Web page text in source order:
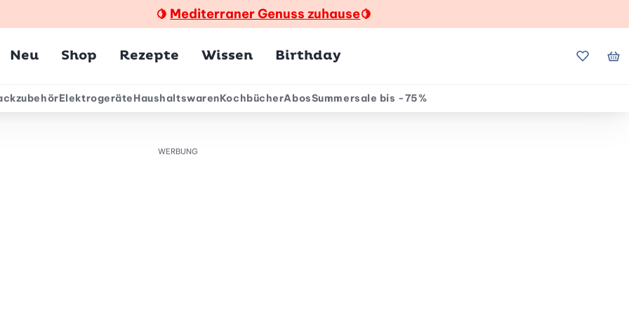
🍋 Mediterraner Genuss zuhause🍋
Neu Shop Rezepte Wissen Birthday Meine
ElektrogeräteHaushaltswarenKochbücherAbosSummersale bis -75%
WERBUNG